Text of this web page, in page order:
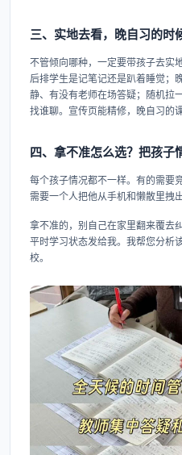
三、实地去看，晚自习的时
不管倾向哪种，一定要带孩子去实
后排学生是记笔记还是趴着睡觉；
静、有没有老师在场答疑；随机拉
找谁聊。宣传页能精修，晚自习的
四、拿不准怎么选？把孩子
每个孩子情况都不一样。有的需要
需要一个人把他从手机和懒散里拽
拿不准的，别自己在家里翻来覆去
平时学习状态发给我。我帮您分析
校。